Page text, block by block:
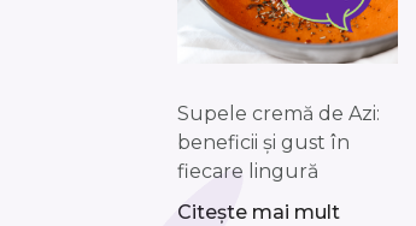
Supele cremă de Azi:
beneficii și gust în
fiecare lingură
Citește mai mult